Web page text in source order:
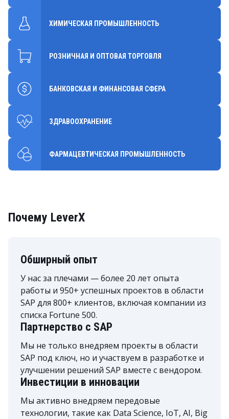
ХИМИЧЕСКАЯ ПРОМЫШЛЕННОСТЬ
РОЗНИЧНАЯ И ОПТОВАЯ ТОРГОВЛЯ
БАНКОВСКАЯ И ФИНАНСОВАЯ СФЕРА
ЗДРАВООХРАНЕНИЕ
ФАРМАЦЕВТИЧЕСКАЯ ПРОМЫШЛЕННОСТЬ
Почему LeverX
Обширный опыт
У нас за плечами — более 20 лет опыта
работы и 950+ успешных проектов в области
SAP для 800+ клиентов, включая компании из
списка Fortune 500.
Партнерство с SAP
Мы не только внедряем проекты в области
SAP под ключ, но и участвуем в разработке и
улучшении решений SAP вместе с вендором.
Инвестиции в инновации
Мы активно внедряем передовые
технологии, такие как Data Science, IoT, AI, Big